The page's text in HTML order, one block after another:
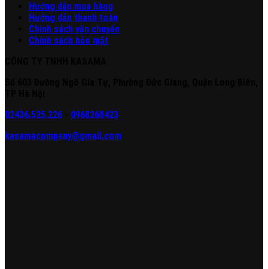
Hướng dẫn mua hàng
Hướng dẫn thanh toán
Chính sách vận chuyển
Chính sách bảo mật
02436.525.226
0968268423
kasamacompany@gmail.com